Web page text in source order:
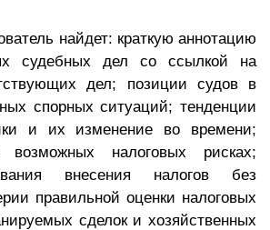
найдет: краткую аннотацию
судебных дел со ссылкой на
дел; позиции судов в
спорных ситуаций; тенденции
и их изменение во времени;
налоговых рисках;
внесения налогов без
правильной оценки налоговых
сделок и хозяйственных